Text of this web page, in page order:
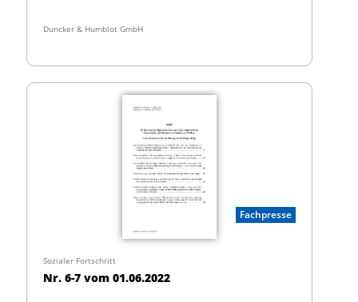
Duncker & Humblot GmbH
Fachpresse
Sozialer Fortschritt
Nr. 6-7 vom 01.06.2022